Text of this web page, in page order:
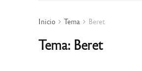
Inicio Tema Beret
Tema: Beret